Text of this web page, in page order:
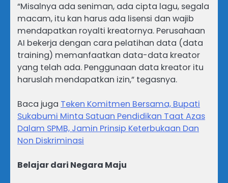
“Misalnya ada seniman, ada cipta lagu, segala
macam, itu kan harus ada lisensi dan wajib
mendapatkan royalti kreatornya. Perusahaan
AI bekerja dengan cara pelatihan data (data
training) memanfaatkan data-data kreator
yang telah ada. Penggunaan data kreator itu
haruslah mendapatkan izin,” tegasnya.
Baca juga Teken Komitmen Bersama, Bupati
Sukabumi Minta Satuan Pendidikan Taat Azas
Dalam SPMB, Jamin Prinsip Keterbukaan Dan
Non Diskriminasi
Belajar dari Negara Maju